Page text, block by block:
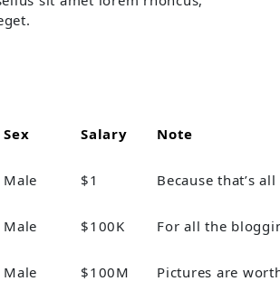
Sex Salary Note
Male $1 Because that’s
Male $100K For all the
Male $100M Pictures are